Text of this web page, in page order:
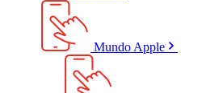
Mundo Apple